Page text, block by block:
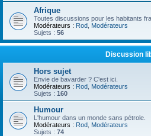
Afrique
Toutes discussions pour les habitants
Modérateurs : Rod Modérateurs
Sujets : 56
Discussion
Hors sujet
Envie de bavarder ? C'est ici.
Modérateurs : Rod Modérateurs
Sujets : 160
Humour
L'humour dans un monde sans pétrole.
Modérateurs : Rod Modérateurs
Sujets : 74